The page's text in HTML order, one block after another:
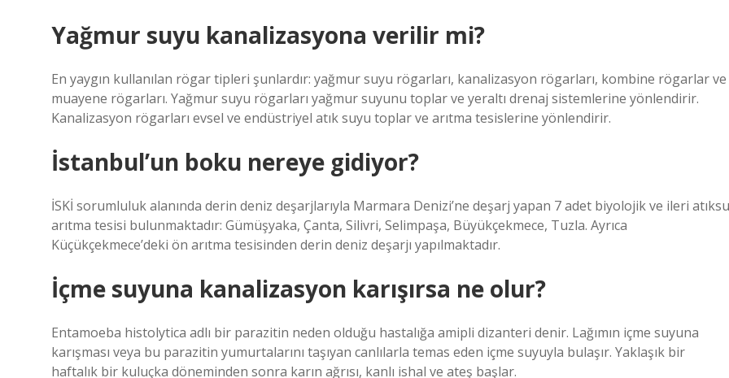
Yağmur suyu kanalizasyona verilir mi?
En yaygın kullanılan rögar tipleri şunlardır: yağmur suyu rögarları, kanalizasyon rögarları, kombine rögarlar ve
muayene rögarları. Yağmur suyu rögarları yağmur suyunu toplar ve yeraltı drenaj sistemlerine yönlendirir.
Kanalizasyon rögarları evsel ve endüstriyel atık suyu toplar ve arıtma tesislerine yönlendirir.
İstanbul’un boku nereye gidiyor?
İSKİ sorumluluk alanında derin deniz deşarjlarıyla Marmara Denizi’ne deşarj yapan 7 adet biyolojik ve ileri atıksu
arıtma tesisi bulunmaktadır: Gümüşyaka, Çanta, Silivri, Selimpaşa, Büyükçekmece, Tuzla. Ayrıca
Küçükçekmece’deki ön arıtma tesisinden derin deniz deşarjı yapılmaktadır.
İçme suyuna kanalizasyon karışırsa ne olur?
Entamoeba histolytica adlı bir parazitin neden olduğu hastalığa amipli dizanteri denir. Lağımın içme suyuna
karışması veya bu parazitin yumurtalarını taşıyan canlılarla temas eden içme suyuyla bulaşır. Yaklaşık bir
haftalık bir kuluçka döneminden sonra karın ağrısı, kanlı ishal ve ateş başlar.